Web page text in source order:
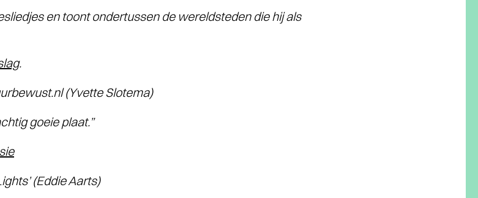
en toont ondertussen de wereldsteden die hij als
.
(Yvette Slotema)
goeie plaat.”
(Eddie Aarts)